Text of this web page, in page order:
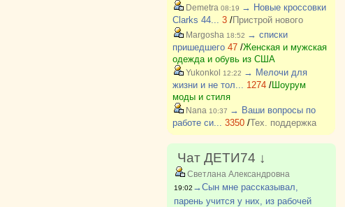
Demetra 08:19 → Новые кроссовки
Clarks 44... 3/Пристрой нового
Margosha 18:52 → списки
пришедшего 47/Женская и мужская
одежда и обувь из США
Yukonkol 12:22 → Мелочи для
жизни и не тол... 1274/Шоурум
моды и стиля
Nana 10:37 → Ваши вопросы по
работе си... 3350/Тех. поддержка
Чат ДЕТИ74 ↓
Светлана Александровна
19:02 →Сын мне рассказывал,
парень учится у них, из рабочей